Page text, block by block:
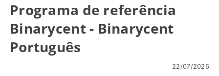
Programa de referência
Binarycent - Binarycent
Português
22/07/2026